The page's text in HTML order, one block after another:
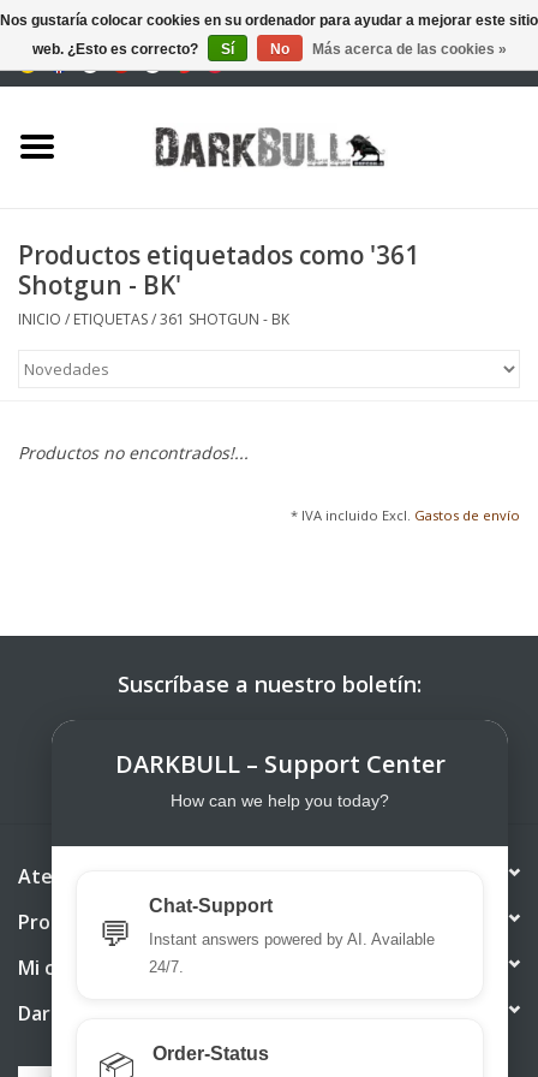
de tiro
equipo táctico
Productos etiquetados como '361
Shotgun - BK'
INICIO / ETIQUETAS/361 SHOTGUN - BK
Productos no encontrados!...
* IVA incluido Excl. Gastos de envío
Suscríbase a nuestro boletín:
Atención al cliente
Productos
Mi cuenta
DarkBull TrendStore
Nos gustaría colocar cookies en su ordenador para ayudar a mejorar este sitio
web. ¿Esto es correcto?
Sí No Más acerca de las cookies »
DARKBULL – Support Center
How can we help you today?
💬
Chat-Support
Instant answers powered by AI. Available
24/7.
📦 Order-Status